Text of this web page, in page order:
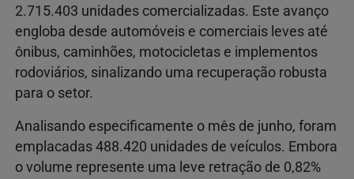
2.715.403 unidades comercializadas. Este avanço
engloba desde automóveis e comerciais leves até
ônibus, caminhões, motocicletas e implementos
rodoviários, sinalizando uma recuperação robusta
para o setor.
Analisando especificamente o mês de junho, foram
emplacadas 488.420 unidades de veículos. Embora
o volume represente uma leve retração de 0,82%